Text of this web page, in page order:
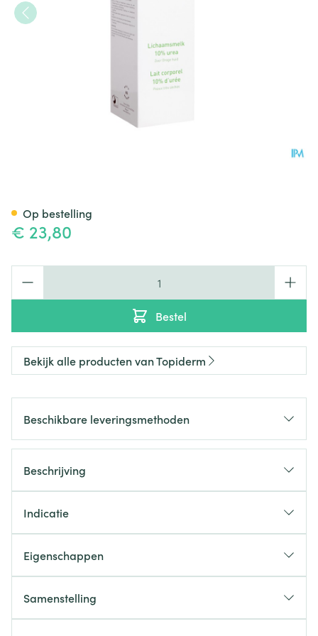
€ 23,80
Bestel
Op bestelling
Bekijk alle producten van Topiderm
Beschikbare leveringsmethoden
Beschrijving
Indicatie
Eigenschappen
Samenstelling